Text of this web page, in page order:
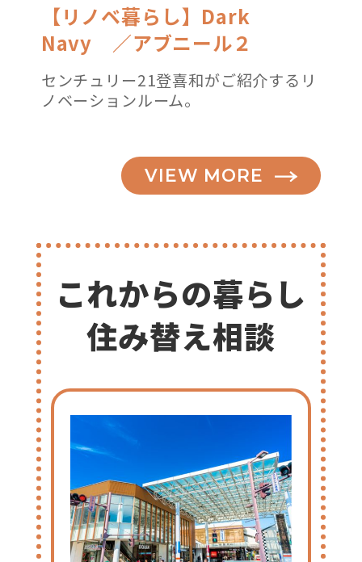
【リノベ暮らし】Dark
Navy ／アブニール２
センチュリー21登喜和がご紹介するリ
ノベーションルーム。
VIEW MORE
これからの暮らし
住み替え相談